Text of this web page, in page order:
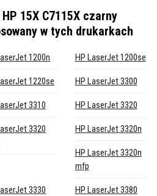
15X C7115X czarny
w tych drukarkach
1200n HP LaserJet 1200se
1220se HP LaserJet 3300
3310 HP LaserJet 3320
3320
HP LaserJet 3320n
HP LaserJet 3320n
mfp
3330
HP LaserJet 3380